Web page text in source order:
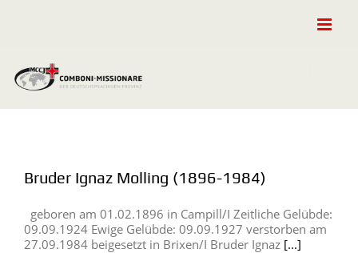
Bruder Ignaz Molling (1896-1984)
geboren am 01.02.1896 in Campill/I Zeitliche Gelübde:
09.09.1924 Ewige Gelübde: 09.09.1927 verstorben am
27.09.1984 beigesetzt in Brixen/I Bruder Ignaz [...]